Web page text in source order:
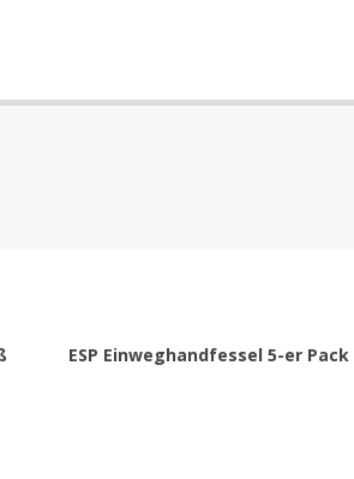
ESP Einweghandfessel 5-er Pack